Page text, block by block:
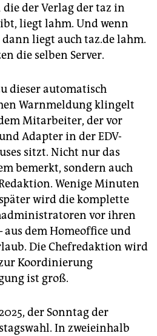
die der Verlag der taz in
liegt lahm. Und wenn
liegt auch taz.de lahm.
die selben Server.
dieser automatisch
Warnmeldung klingelt
Mitarbeiter, der vor
Adapter in der EDV-
sitzt. Nicht nur das
bemerkt, sondern auch
Wenige Minuten
wird die komplette
vor ihren
dem Homeoffice und
Die Chefredaktion wird
Koordinierung
ist groß.
der Sonntag der
In zweieinhalb